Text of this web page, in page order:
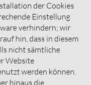
der Cookies
Einstellung
verhindern; wir
hin, dass in diesem
nicht sämtliche
Website
werden können.
hinaus die